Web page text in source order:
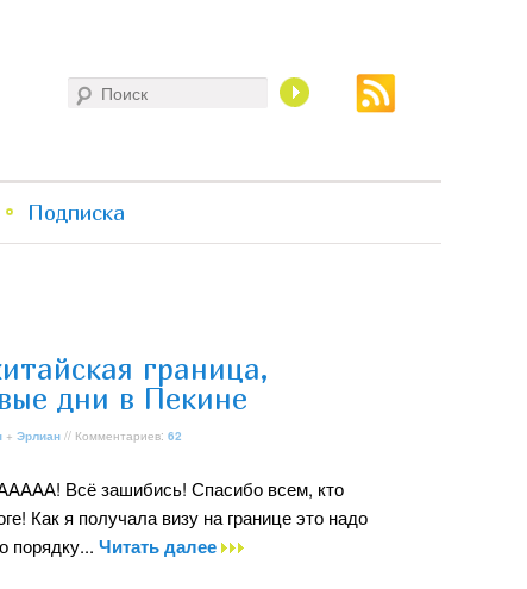
Подписка
граница,
дни в Пекине
+ Эрлиан // Комментариев: 62
Всё зашибись! Спасибо всем, кто
Как я получала визу на границе это надо
порядку... Читать далее